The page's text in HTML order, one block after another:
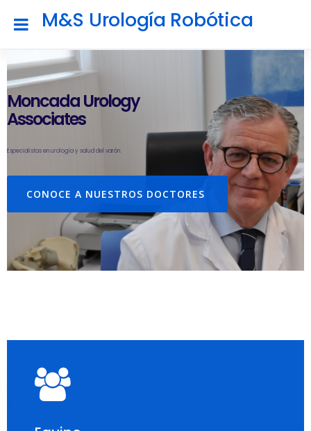
M&S Urología Robótica
Moncada Urology
Associates
Especialistas en urología y salud del varón.
CONOCE A NUESTROS DOCTORES